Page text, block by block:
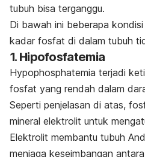
tubuh bisa terganggu.
Di bawah ini beberapa
kadar fosfat di dalam tubuh
1. Hipofosfatemia
Hypophosphatemia terjadi
fosfat yang rendah dalam
Seperti penjelasan di atas,
mineral elektrolit untuk
Elektrolit membantu tubuh
menjaga keseimbangan